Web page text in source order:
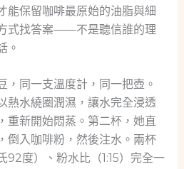
能保留咖啡最原始的油脂與細
式找答案——不是聽信誰的理
。
，同一支溫度計，同一把壺。
熱水繞圈潤濕，讓水完全浸透
重新開始悶蒸。第二杯，她直
倒入咖啡粉，然後注水。兩杯
92度）、粉水比（1:15）完全一